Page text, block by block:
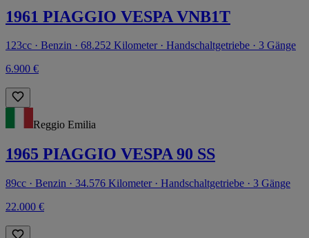
1961 PIAGGIO VESPA VNB1T
123cc · Benzin · 68.252 Kilometer · Handschaltgetriebe · 3 Gänge
6.900 €
Reggio Emilia
1965 PIAGGIO VESPA 90 SS
89cc · Benzin · 34.576 Kilometer · Handschaltgetriebe · 3 Gänge
22.000 €